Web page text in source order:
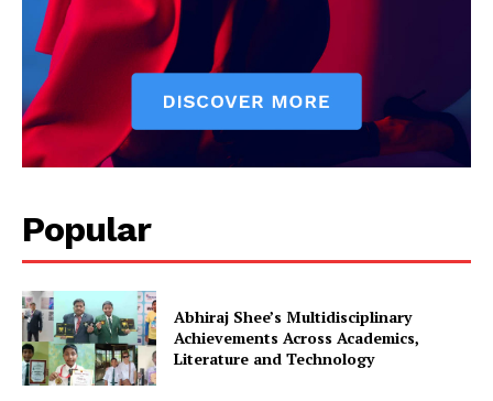
Popular
Abhiraj Shee’s Multidisciplinary
Achievements Across Academics,
Literature and Technology